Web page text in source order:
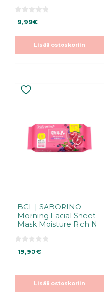
5
s
9,99€
Lisää ostoskoriin
BCL | SABORINO
Morning Facial Sheet
Mask Moisture Rich N
19,90€
Lisää ostoskoriin